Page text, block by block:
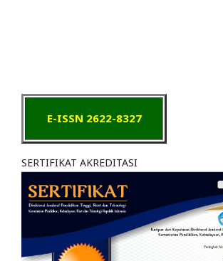
E-ISSN 2622-8327
SERTIFIKAT AKREDITASI